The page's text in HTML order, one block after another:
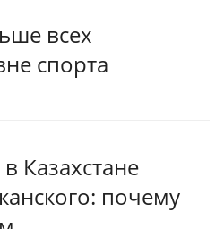
всех
спорта
Казахстане
почему